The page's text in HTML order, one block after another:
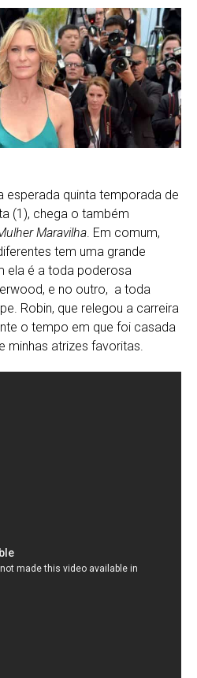
esperada quinta temporada de
(1), chega o também
Maravilha. Em comum,
tem uma grande
ela é a toda poderosa
e no outro, a toda
Robin, que relegou a carreira
o tempo em que foi casada
minhas atrizes favoritas.